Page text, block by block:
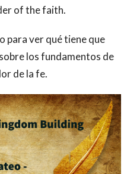
of the faith.
para ver qué tiene que
los fundamentos de
de la fe.